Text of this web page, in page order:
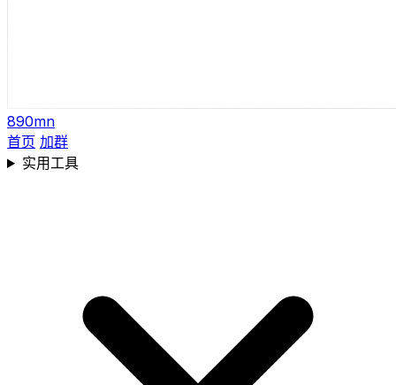
890mn
首页 加群
实用工具